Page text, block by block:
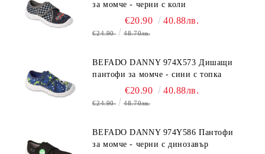
за момче - черни с коли
€20.90 40.88лв.
€24.90 48.70лв.
BEFADO DANNY 974X573 Дишащи
пантофи за момче - сини с топка
€20.90 40.88лв.
€24.90 48.70лв.
BEFADO DANNY 974Y586 Пантофи
за момче - черни с динозавър